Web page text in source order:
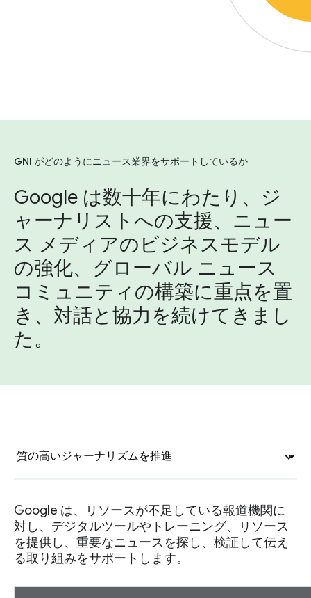
GNI がどのようにニュース業界をサポートしているか
Google は数十年にわたり、ジ
ャーナリストへの支援、ニュー
ス メディアのビジネスモデル
の強化、グローバル ニュース
コミュニティの構築に重点を置
き、対話と協力を続けてきまし
た。
expand_more
Google は、リソースが不足している報道機関に
対し、デジタルツールやトレーニング、リソース
を提供し、重要なニュースを探し、検証して伝え
る取り組みをサポートします。